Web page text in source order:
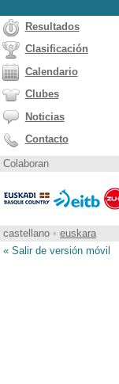
Resultados
Clasificación
Calendario
Clubes
Noticias
Contacto
Colaboran
castellano • euskara
« Salir de versión móvil